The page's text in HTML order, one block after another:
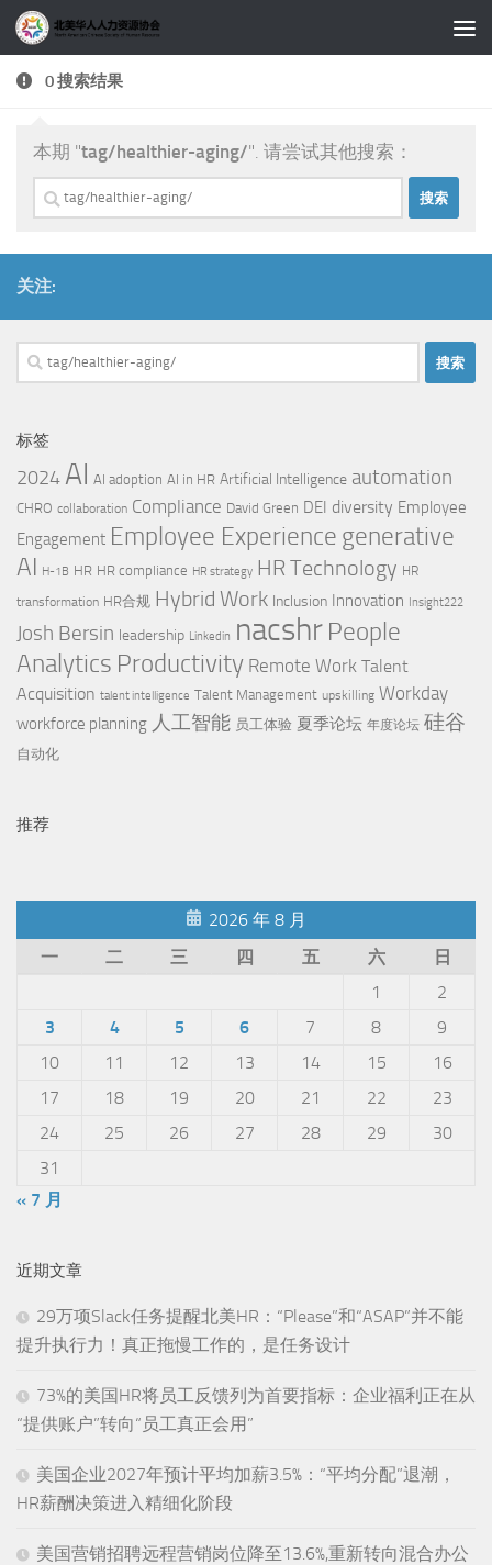
跳至内容
0 搜索结果
本期 "tag/healthier-aging/". 请尝试其他搜索：
搜
索：
关注:
搜
索：
标签
2024 AI AI adoption AI in HR Artificial Intelligence automation
CHRO collaboration Compliance David Green DEI diversity Employee
Engagement Employee Experience generative
AI H-1B HR HR compliance HR strategy HR Technology HR
transformation HR合规 Hybrid Work Inclusion Innovation Insight222
Josh Bersin leadership Linkedin nacshr People
Analytics Productivity Remote Work Talent
Acquisition talent intelligence Talent Management upskilling Workday
workforce planning 人工智能 员工体验 夏季论坛 年度论坛 硅谷
自动化
推荐
2026 年 8 月
一
二 三 四 五 六
日
1
2
3
4 5 6 7 8
9
10
11 12 13 14 15
16
17
18 19 20 21 22
23
24
25 26 27 28 29
30
31
« 7 月
近期文章
29万项Slack任务提醒北美HR：“Please”和“ASAP”并不能
提升执行力！真正拖慢工作的，是任务设计
73%的美国HR将员工反馈列为首要指标：企业福利正在从
“提供账户”转向“员工真正会用”
美国企业2027年预计平均加薪3.5%：“平均分配”退潮，
HR薪酬决策进入精细化阶段
美国营销招聘远程营销岗位降至13.6%,重新转向混合办公